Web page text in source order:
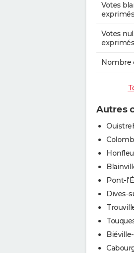
Votes
Votes
Nombre
Autres
Pont-
Dives-
Biéville-